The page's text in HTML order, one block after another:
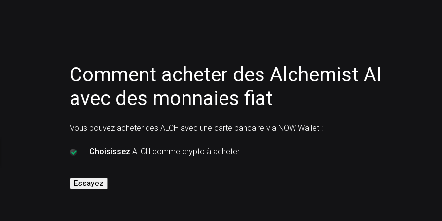
Comment acheter des Alchemist AI
avec des monnaies fiat
Vous pouvez acheter des ALCH avec une carte bancaire via NOW Wallet :
Choisissez ALCH comme crypto à acheter.
Essayez